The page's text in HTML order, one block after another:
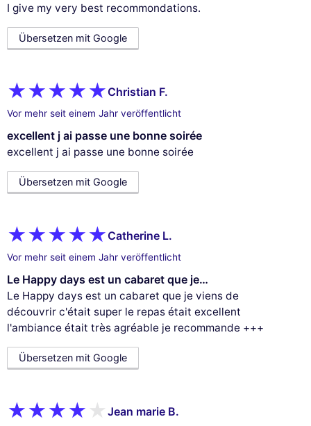
I give my very best recommondations.
Übersetzen mit Google
Christian F.
Vor mehr seit einem Jahr veröffentlicht
excellent j ai passe une bonne soirée
excellent j ai passe une bonne soirée
Übersetzen mit Google
Catherine L.
Vor mehr seit einem Jahr veröffentlicht
Le Happy days est un cabaret que je…
Le Happy days est un cabaret que je viens de
découvrir c'était super le repas était excellent
l'ambiance était très agréable je recommande +++
Übersetzen mit Google
Jean marie B.